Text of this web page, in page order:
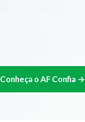
Conheça o AF Confia →